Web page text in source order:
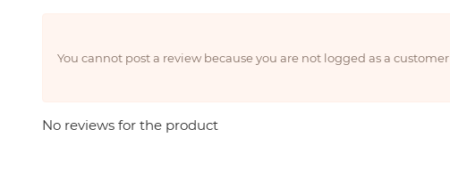
You cannot post a review because you are not logged as a customer
No reviews for the product